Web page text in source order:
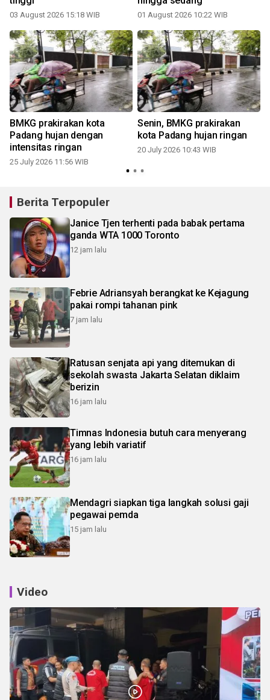
03 August 2026 15:18 WIB 01 August 2026 10:22 WIB
BMKG prakirakan kota
Padang hujan dengan
intensitas ringan
25 July 2026 11:56 WIB
Senin, BMKG prakirakan
kota Padang hujan ringan
20 July 2026 10:43 WIB
Berita Terpopuler
Janice Tjen terhenti pada babak pertama
ganda WTA 1000 Toronto
12 jam lalu
Febrie Adriansyah berangkat ke Kejagung
pakai rompi tahanan pink
7 jam lalu
Ratusan senjata api yang ditemukan di
sekolah swasta Jakarta Selatan diklaim
berizin
16 jam lalu
Timnas Indonesia butuh cara menyerang
yang lebih variatif
16 jam lalu
Mendagri siapkan tiga langkah solusi gaji
pegawai pemda
15 jam lalu
Video